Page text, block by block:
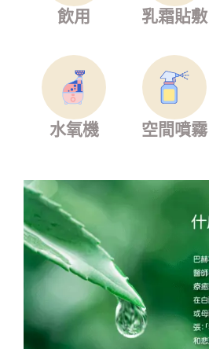
飲用 乳霜貼敷
水氧機 空間噴霧